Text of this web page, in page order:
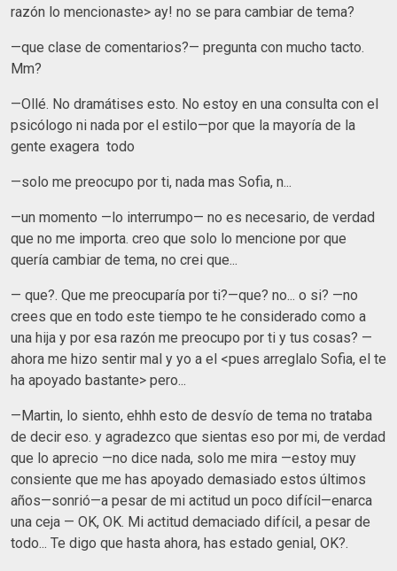
razón lo mencionaste> ay! no se para cambiar de tema?
—que clase de comentarios?— pregunta con mucho tacto.
Mm?
—Ollé. No dramátises esto. No estoy en una consulta con el
psicólogo ni nada por el estilo—por que la mayoría de la
gente exagera todo
—solo me preocupo por ti, nada mas Sofia, n...
—un momento —lo interrumpo— no es necesario​, de verdad
que no me importa. creo que solo lo mencione por que
quería cambiar de tema, no crei que...
— que?. Que me preocuparía por ti?—que? no... o si? —no
crees que en todo este tiempo te he considerado como a
una hija y por esa razón me preocupo por ti y tus cosas? —
ahora me hizo sentir mal y yo a el <pues arreglalo Sofia, el te
ha apoyado bastante> pero...
—Martin, lo siento, ehhh esto de desvío de tema no trataba
de decir eso. y agradezco que sientas eso por mi, de verdad
que lo aprecio —no dice nada, solo me mira —estoy muy
consiente que me has apoyado demasiado estos últimos
años—sonrió—a pesar de mi actitud un poco difícil—enarca
una ceja — OK, OK. Mi actitud demaciado difícil, a pesar de
todo... Te digo que hasta ahora, has estado genial, OK?.